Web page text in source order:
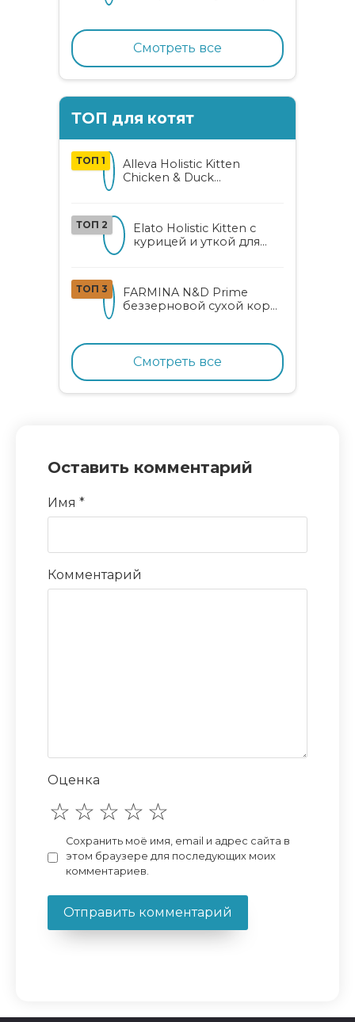
ягодами и овощами
Смотреть все
ТОП для котят
ТОП 1
Alleva Holistic Kitten
Chicken & Duck
ТОП 2
Elato Holistic Kitten с
курицей и уткой для
ТОП 3
FARMINA N&D Prime
беззерновой сухой корм
курицей и гранатом
Смотреть все
Оставить комментарий
Имя *
Комментарий
Оценка
Сохранить моё имя, email и адрес сайта в
этом браузере для последующих моих
комментариев.